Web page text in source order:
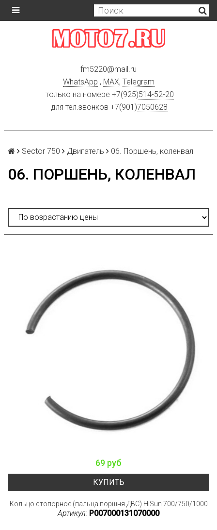
fm5220@mail.ru
WhatsApp , MAX, Telegram
только на номере +7(925)514-52-20
для тел.звонков +7(901)7050628
Sector 750 Двигатель 06. Поршень, коленвал
06. ПОРШЕНЬ, КОЛЕНВАЛ
69 руб
КУПИТЬ
Кольцо стопорное (пальца поршня ДВС) HiSun 700/750/1000
Артикул: P007000131070000